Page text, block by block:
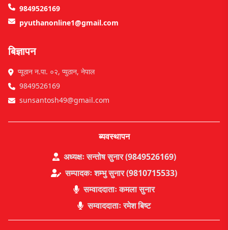
9849526169
pyuthanonline1@gmail.com
बिज्ञापन
प्यूठान न.पा. ०२, प्युठान, नेपाल
9849526169
sunsantosh49@gmail.com
ब्यवस्थापन
अध्यक्षः सन्तोष सुनार (9849526169)
सम्पादकः शम्भु सुनार (9810715533)
सम्वाददाताः कमला सुनार
सम्वाददाताः रमेश बिष्ट